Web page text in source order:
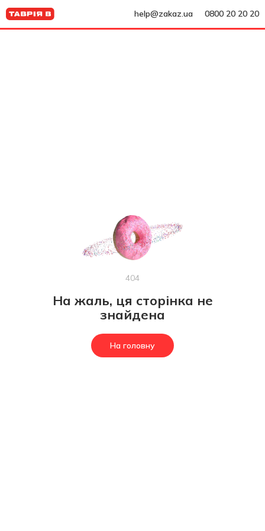
help@zakaz.ua 0800 20 20 20
404
На жаль, ця сторінка не
знайдена
На головну